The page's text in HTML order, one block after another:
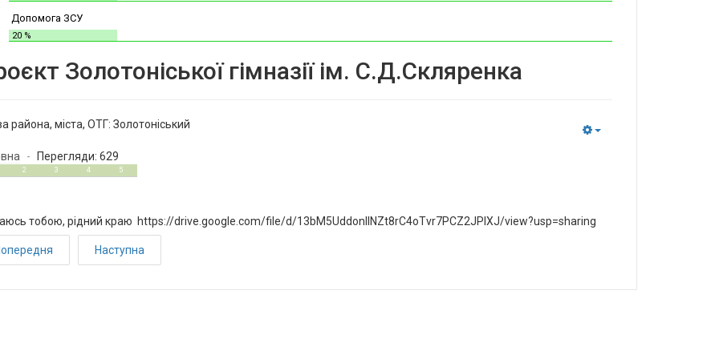
Допомога ЗСУ
20 %
Золотоніської гімназії ім. С.Д.Скляренка
района, міста, ОТГ: Золотоніський
Перегляди: 629
2 3 4 5
тобою, рідний краю https://drive.google.com/file/d/13bM5UddonllNZt8rC4oTvr7PCZ2JPlXJ/view?usp=sharing
Наступна